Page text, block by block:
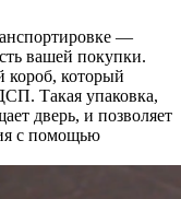
—
вашей покупки.
который
Такая упаковка,
дверь, и позволяет
с помощью